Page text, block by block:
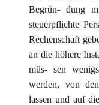
Begrün- dung
steuerpflichte
Rechenschaft
an die höhere
müs- sen
werden, von
lassen und auf